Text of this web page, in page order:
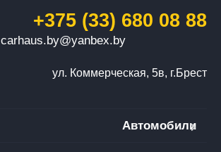
+375 (33) 680 08 88
carhaus.by@yanbex.by
ул. Коммерческая, 5в, г.Брест
Автомобили